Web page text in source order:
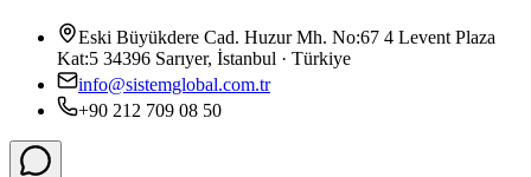
Eski Büyükdere Cad. Huzur Mh. No:67 4 Levent Plaza
Kat:5 34396 Sarıyer, İstanbul · Türkiye
info@sistemglobal.com.tr
+90 212 709 08 50